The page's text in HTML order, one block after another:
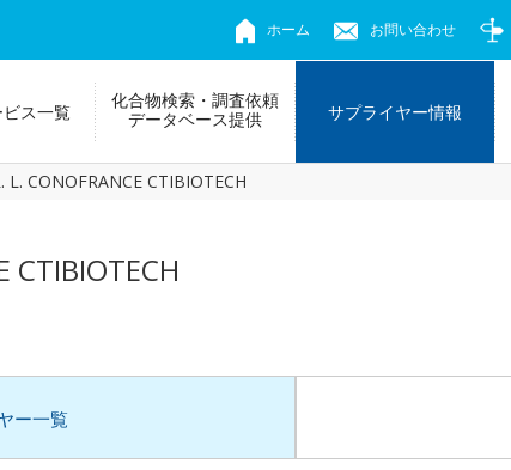
ホーム お問い合わせ
ス一覧
化合物検索・調査依頼
データベース提供
サプライヤー情報
L. CONOFRANCE CTIBIOTECH
CTIBIOTECH
ー一覧